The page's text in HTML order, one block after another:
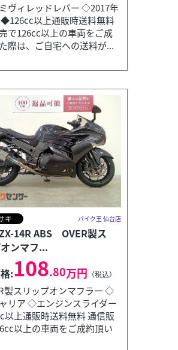
バイク王 仙台店
ヴィレッドレバー ◇2017年
以上通販時送料無料
で126cc以上の車両をご成
際は、ご自宅への送料が...
キ バイク王 仙台店
14R ABS OVER製ス
ンマフ...
:108.80万円 （税込）
製スリップオンマフラー ◇
リア ◇エンジンスライダー
上通販時送料無料 通信販
以上の車両をご成約頂い